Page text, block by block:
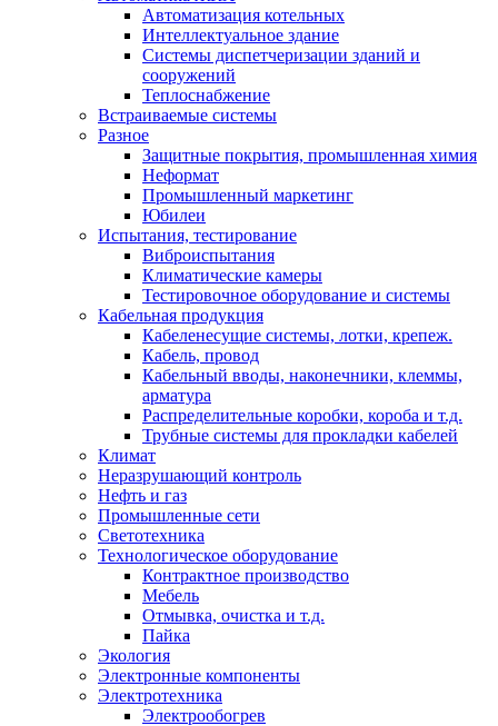
Автоматизация котельных
Интеллектуальное здание
Системы диспетчеризации зданий и
сооружений
Теплоснабжение
Встраиваемые системы
Разное
Защитные покрытия, промышленная химия
Неформат
Промышленный маркетинг
Юбилеи
Испытания, тестирование
Виброиспытания
Климатические камеры
Тестировочное оборудование и системы
Кабельная продукция
Кабеленесущие системы, лотки, крепеж.
Кабель, провод
Кабельный вводы, наконечники, клеммы,
арматура
Распределительные коробки, короба и т.д.
Трубные системы для прокладки кабелей
Климат
Неразрушающий контроль
Нефть и газ
Промышленные сети
Светотехника
Технологическое оборудование
Контрактное производство
Мебель
Отмывка, очистка и т.д.
Пайка
Экология
Электронные компоненты
Электротехника
Электрообогрев